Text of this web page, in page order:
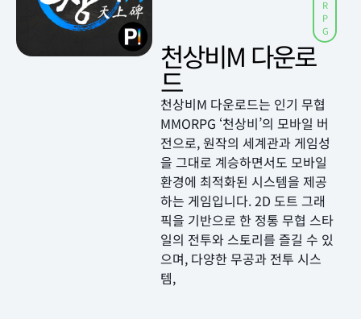
R
P
G
천상비M 다운로
드
천상비M 다운로드는 인기 무협
MMORPG ‘천상비’의 모바일 버
전으로, 원작의 세계관과 게임성
을 그대로 계승하면서도 모바일
환경에 최적화된 시스템을 제공
하는 게임입니다. 2D 도트 그래
픽을 기반으로 한 정통 무협 스타
일의 전투와 스토리를 즐길 수 있
으며, 다양한 무공과 전투 시스
템,